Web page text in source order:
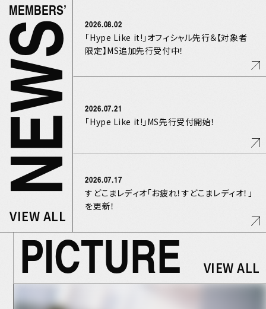
MEMBERS’
VIEW ALL
2026.08.02
「Hype Like it!」オフィシャル先行＆【対象者
限定】MS追加先行受付中！
2026.07.21
「Hype Like it!」MS先行受付開始！
2026.07.17
すどこまレディオ「お疲れ！すどこまレディオ！」
を更新！
PICTURE VIEW ALL